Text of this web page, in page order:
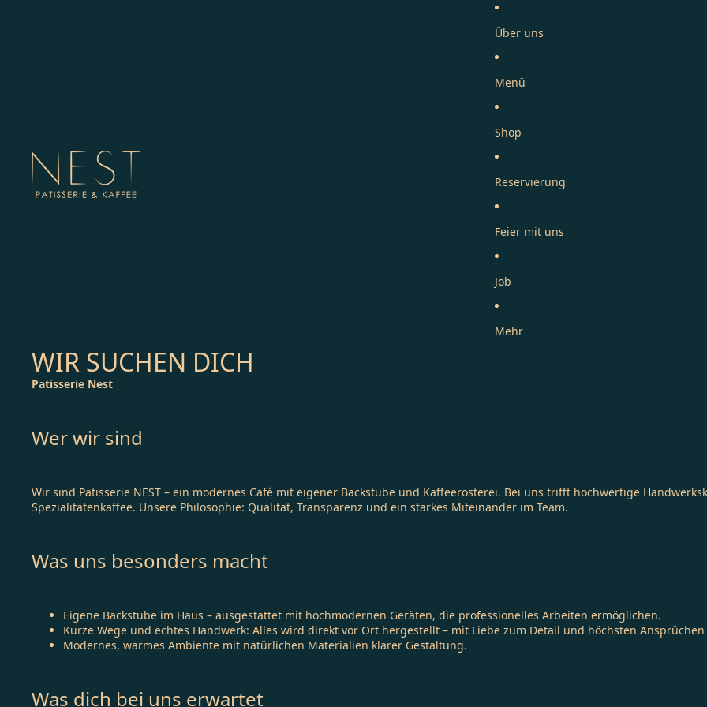
Über uns
Menü
Shop
Reservierung
Feier mit uns
Job
Mehr
WIR SUCHEN DICH
Patisserie Nest
Wer wir sind
Wir sind Patisserie NEST – ein modernes Café mit eigener Backstube und Kaffeerösterei. Bei uns trifft hochwertige
Spezialitätenkaffee. Unsere Philosophie: Qualität, Transparenz und ein starkes Miteinander im Team.
Was uns besonders macht
Eigene Backstube im Haus – ausgestattet mit hochmodernen Geräten, die professionelles Arbeiten ermöglichen.
Kurze Wege und echtes Handwerk: Alles wird direkt vor Ort hergestellt – mit Liebe zum Detail und höchsten
Modernes, warmes Ambiente mit natürlichen Materialien klarer Gestaltung.
Was dich bei uns erwartet